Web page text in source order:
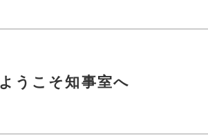
ようこそ知事室へ